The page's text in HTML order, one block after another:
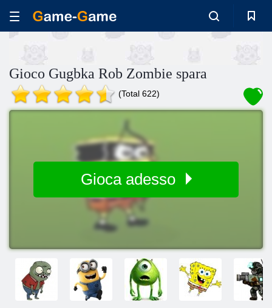
Gioco Gugbka Rob Zombie spara
(Total 622)
Gioca adesso